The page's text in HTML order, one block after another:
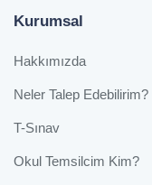
Kurumsal
Hakkımızda
Neler Talep Edebilirim?
T-Sınav
Okul Temsilcim Kim?